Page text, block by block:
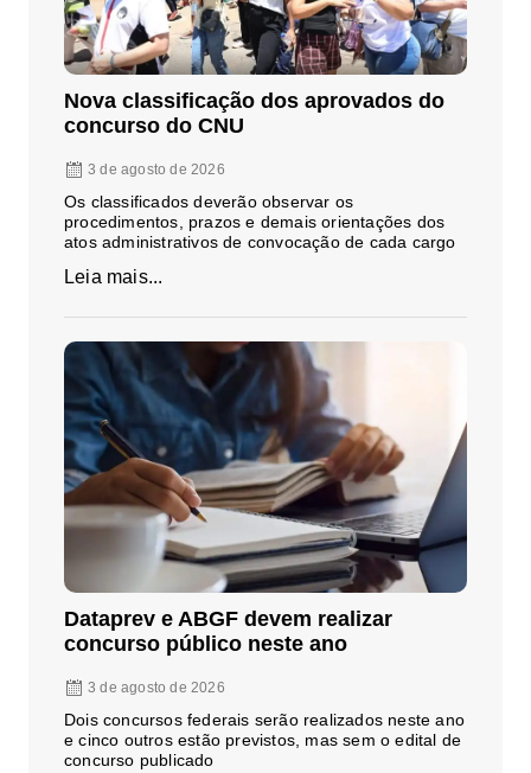
Nova classificação dos aprovados do
concurso do CNU
3 de agosto de 2026
Os classificados deverão observar os
procedimentos, prazos e demais orientações dos
atos administrativos de convocação de cada cargo
Leia mais...
Dataprev e ABGF devem realizar
concurso público neste ano
3 de agosto de 2026
Dois concursos federais serão realizados neste ano
e cinco outros estão previstos, mas sem o edital de
concurso publicado